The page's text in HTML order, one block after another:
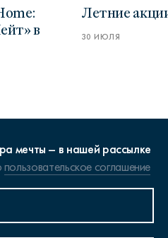
в
Летние
30 ИЮЛЯ
мечты – в нашей рассылке
пользовательское соглашение